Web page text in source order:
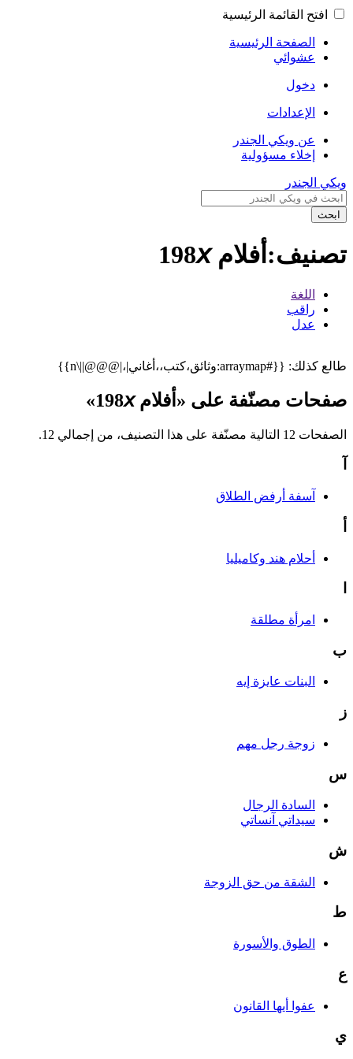
افتح القائمة الرئيسية
الصفحة الرئيسية
عشوائي
دخول
الإعدادات
عن ويكي الجندر
إخلاء مسؤولية
ويكي الجندر
ابحث
تصنيف:أفلام 198𝘹
اللغة
راقب
عدل
طالع كذلك: {{#arraymap:وثائق،كتب،،أغاني|،|@@@||\n}}
صفحات مصنّفة على «أفلام 198𝘹»
الصفحات 12 التالية مصنّفة على هذا التصنيف، من إجمالي 12.
آسفة أرفض الطلاق
أحلام هند وكاميليا
امرأة مطلقة
ب
البنات عايزة إيه
ز
زوجة رجل مهم
س
السادة الرجال
سيداتي آنساتي
ش
الشقة من حق الزوجة
ط
الطوق والأسورة
ع
عفوا أيها القانون
ي